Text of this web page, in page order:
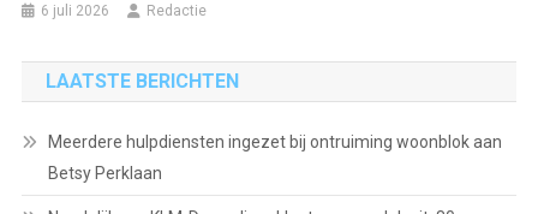
6 juli 2026 Redactie
LAATSTE BERICHTEN
Meerdere hulpdiensten ingezet bij ontruiming woonblok aan
Betsy Perklaan